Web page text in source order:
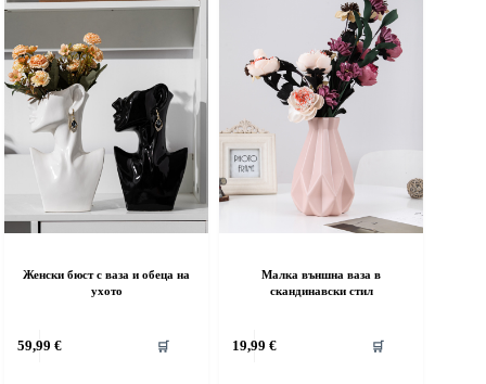
Женски бюст с ваза и обеца на
ухото
59,99 € 🛒
Малка външна ваза в
скандинавски стил
19,99 € 🛒